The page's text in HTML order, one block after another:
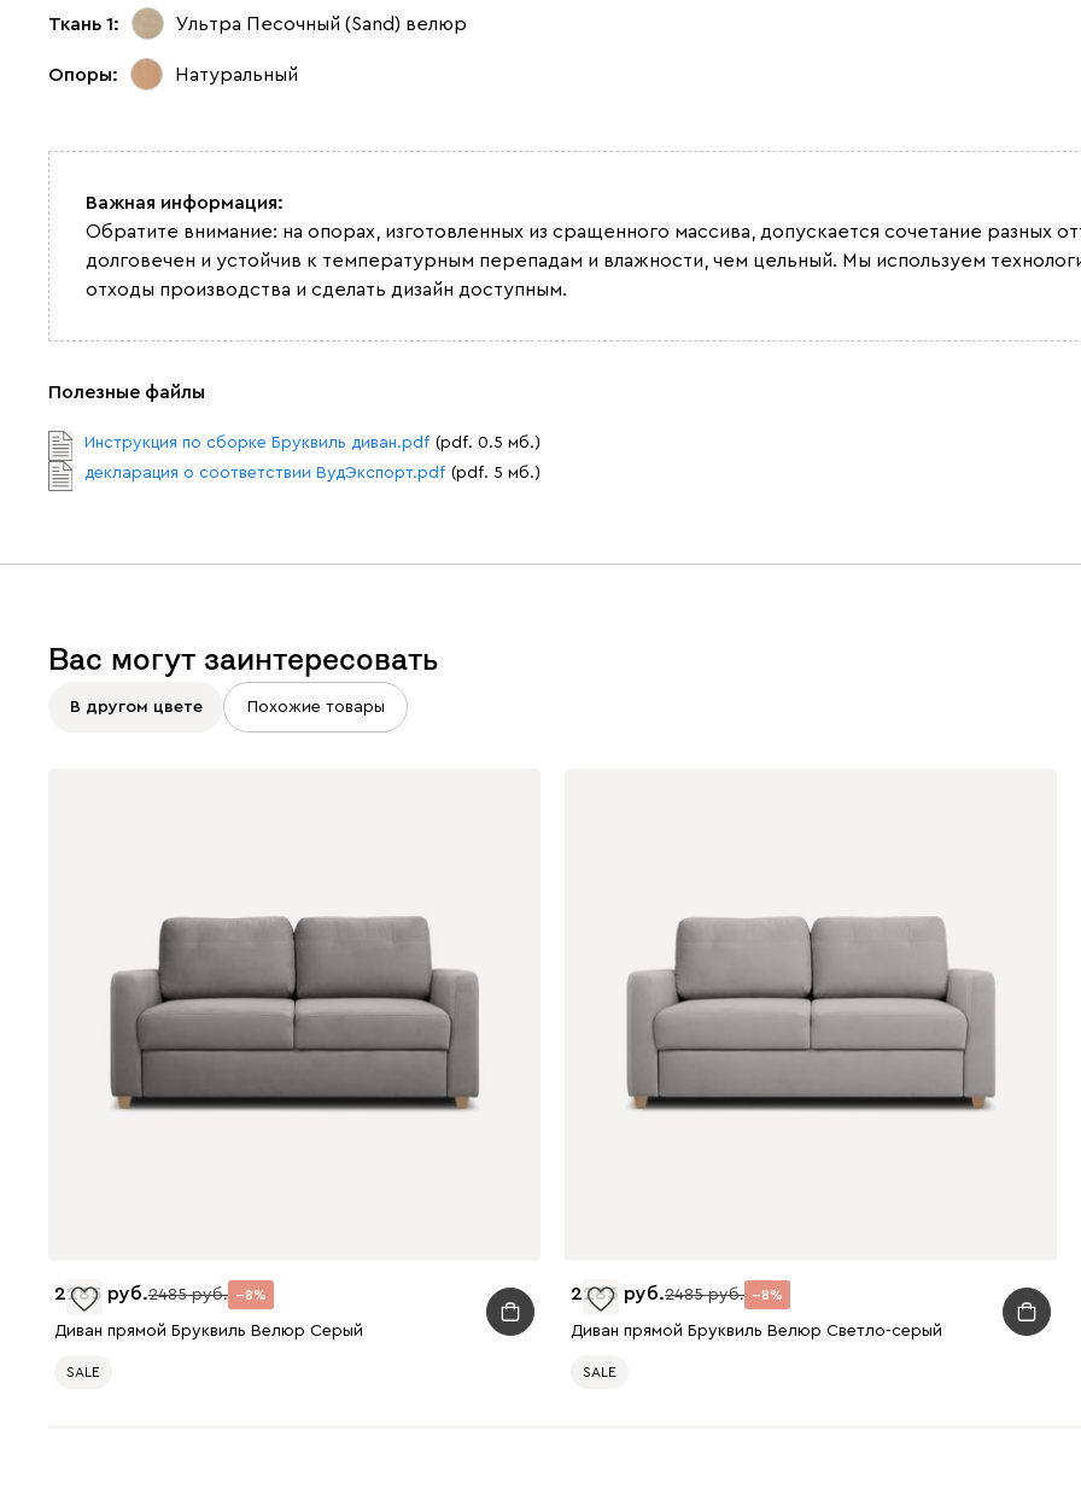
Ткань 1: Ультра Песочный (Sand) велюр
Опоры: Натуральный
Важная информация:
Обратите внимание: на опорах, изготовленных из сращенного массива, допускается сочетание разных
долговечен и устойчив к температурным перепадам и влажности, чем цельный. Мы используем
отходы производства и сделать дизайн доступным.
Полезные файлы
Инструкция по сборке Бруквиль диван.pdf (pdf. 0.5 мб.)
декларация о соответствии ВудЭкспорт.pdf (pdf. 5 мб.)
Вас могут заинтересовать
В другом цвете Похожие товары
2285 2485 8
Диван прямой Бруквиль Велюр Серый
SALE
2285 2485 8
Диван прямой Бруквиль Велюр Светло-серый
SALE